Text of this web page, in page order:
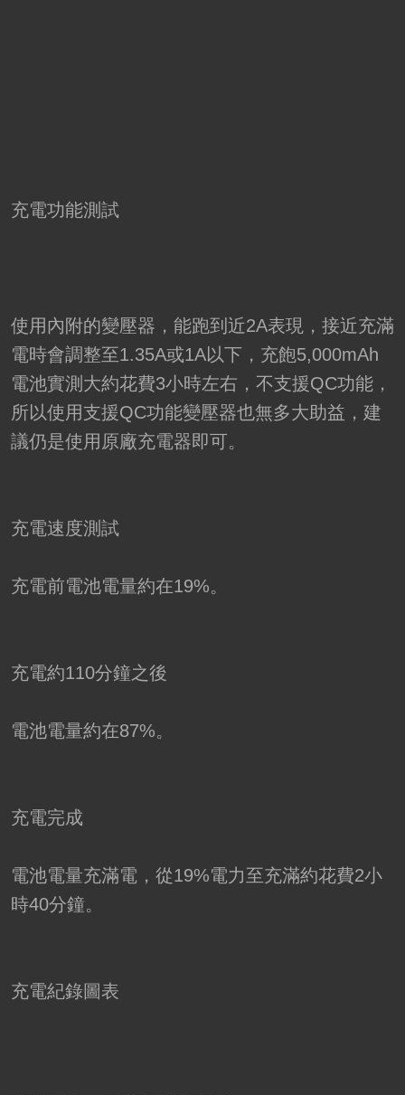
充電功能測試
使用內附的變壓器，能跑到近2A表現，接近充滿
電時會調整至1.35A或1A以下，充飽5,000mAh
電池實測大約花費3小時左右，不支援QC功能，
所以使用支援QC功能變壓器也無多大助益，建
議仍是使用原廠充電器即可。
充電速度測試
充電前電池電量約在19%。
充電約110分鐘之後
電池電量約在87%。
充電完成
電池電量充滿電，從19%電力至充滿約花費2小
時40分鐘。
充電紀錄圖表